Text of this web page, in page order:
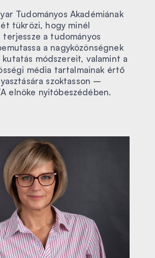
Tudományos Akadémiának
tükrözi, hogy minél
a tudományos
a nagyközönségnek
kutatás módszereit, valamint a
média tartalmainak értő
szoktasson –
elnöke nyitóbeszédében.